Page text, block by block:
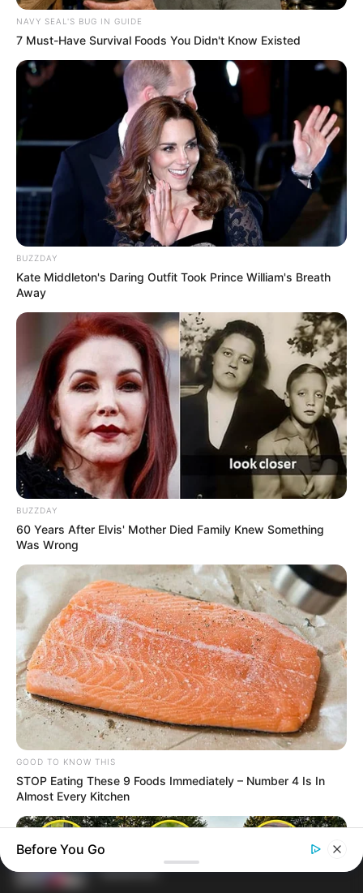
passo a passo para conseguir o benefício.
PLP 185 continua travado na Câmara dos
Deputados por erro em seu texto.
ACS e ACE: celetista, estatutário ou
contrato precário — entenda o que muda
no seu bolso e na sua carreira.
DIVERSAS
MATÉRIAS EM DESTAQUE NOS ÚLTIMOS 30 DIAS
Prefeitura realiza a maior entrega de
motocicletas aos Agentes de Saúde da
história...
Agente de Saúde é indiciada por
Terceiro lote da restituição do IR paga
R$ 4,61 bilhões para 2,7 milhões de
contribuintes.
MATÉRIAS EM DESTAQUES
Agente de Saúde é indiciada por
falsificar visitas que nunca aconteceram.
Câmara dos Deputados: anuênios,
triênios, quinquênios, sexta-parte e
licenças-prêmio entram no debate.
passo a passo para conseguir o
benefício.
NAVY SEAL'S BUG IN GUIDE
7 Must-Have Survival Foods You Didn't Know Existed
BUZZDAY
Kate Middleton's Daring Outfit Took Prince William's Breath
Away
BUZZDAY
60 Years After Elvis' Mother Died Family Knew Something
Was Wrong
GOOD TO KNOW THIS
STOP Eating These 9 Foods Immediately – Number 4 Is In
Almost Every Kitchen
Before You Go